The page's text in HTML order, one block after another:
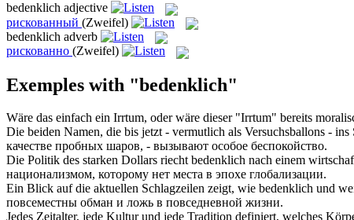
bedenklich adjective
рискованный (Zweifel)
bedenklich adverb
рискованно (Zweifel)
Exemples with "bedenklich"
Wäre das einfach ein Irrtum, oder wäre dieser "Irrtum" bereits
Die beiden Namen, die bis jetzt - vermutlich als Versuchsballons -
качестве пробных шаров, - вызывают особое беспокойство.
Die Politik des starken Dollars riechtbedenklich nach einem
национализмом, которому нет места в эпохе глобализации.
Ein Blick auf die aktuellen Schlagzeilen zeigt, wie bedenklich und
повсеместны обман и ложь в повседневной жизни.
Jedes Zeitalter, jede Kultur und jede Tradition definiert, welches